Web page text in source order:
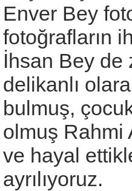
Enver Bey
fotoğrafların
İhsan Bey de
delikanlı
bulmuş,
olmuş Rahmi
ve hayal
ayrılıyoruz.